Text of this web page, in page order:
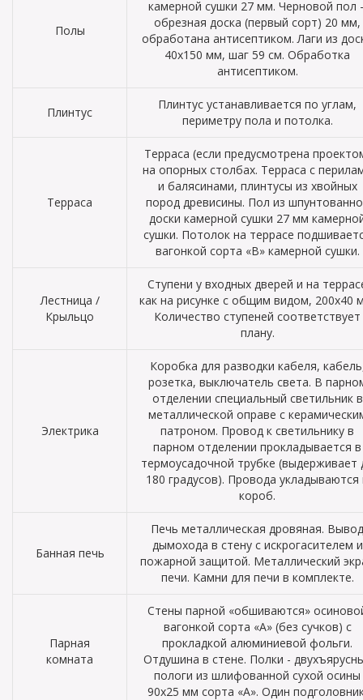
Полы
камерной сушки 27 мм. Черновой пол
обрезная доска (первый сорт) 20 мм,
обработана антисептиком. Лаги из
40х150 мм, шаг 59 см. Обработка
антисептиком.
Плинтус
Плинтус устанавливается по углам,
периметру пола и потолка.
Терраса
Терраса (если предусмотрена
на опорных столбах. Терраса с
и балясинами, плинтусы из хвойных
пород древисины. Пол из
доски камерной сушки 27 мм
сушки. Потолок на террасе
вагонкой сорта «В» камерной сушки.
Лестница /
Крыльцо
Ступени у входных дверей и на
как на рисунке с общим видом, 200х40
Количество ступеней соответствует
плану.
Электрика
Коробка для разводки кабеля,
розетка, выключатель света. В
отделении специальный светильник в
металлической оправе с
патроном. Провод к светильнику в
парном отделении прокладывается в
термоусадочной трубке (выдерживает
180 градусов). Провода укладываются
короб.
Банная печь
Печь металлическая дровяная. Вывод
дымохода в стену с искрогасителем и
пожарной защитой. Металлический
печи. Камни для печи в комплекте.
Парная
комната
Стены парной «обшиваются»
вагонкой сорта «А» (без сучков) с
прокладкой алюминиевой фольги.
Отдушина в стене. Полки -
пологи из шлифованной сухой осины
90х25 мм сорта «А». Один